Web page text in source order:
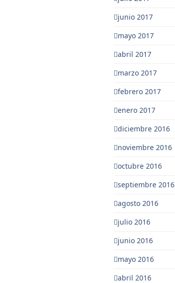
junio 2017
mayo 2017
abril 2017
marzo 2017
febrero 2017
enero 2017
diciembre 2016
noviembre 2016
octubre 2016
septiembre 2016
agosto 2016
julio 2016
junio 2016
mayo 2016
abril 2016